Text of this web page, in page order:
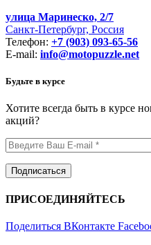
улица Маринеско, 2/7
Санкт-Петербург, Россия
Телефон: +7 (903) 093-65-56
E-mail: info@motopuzzle.net
Будьте в курсе
Хотите всегда быть в курсе
акций?
ПРИСОЕДИНЯЙТЕСЬ
Поделиться ВКонтакте